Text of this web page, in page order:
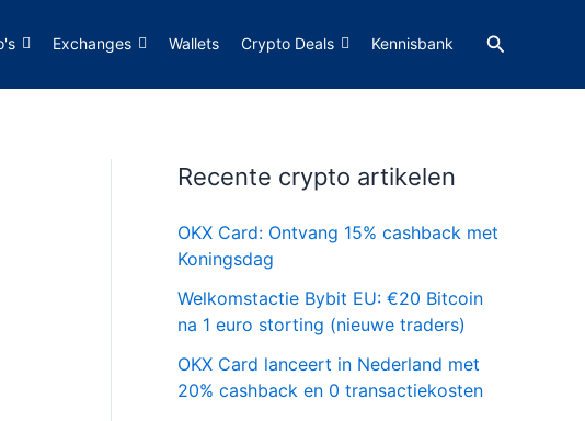
Exchanges Wallets Crypto Deals Kennisbank Zoeken
Recente crypto artikelen
OKX Card: Ontvang 15% cashback met
Koningsdag
Welkomstactie Bybit EU: €20 Bitcoin
na 1 euro storting (nieuwe traders)
OKX Card lanceert in Nederland met
20% cashback en 0 transactiekosten